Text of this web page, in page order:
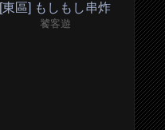
[東區] もしもし串炸
饕客遊